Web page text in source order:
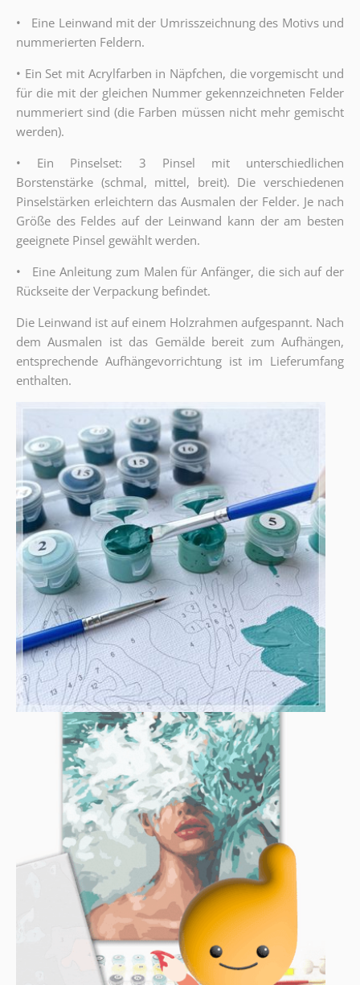
• Eine Leinwand mit der Umrisszeichnung des Motivs und
nummerierten Feldern.
• Ein Set mit Acrylfarben in Näpfchen, die vorgemischt und
für die mit der gleichen Nummer gekennzeichneten Felder
nummeriert sind (die Farben müssen nicht mehr gemischt
werden).
• Ein Pinselset: 3 Pinsel mit unterschiedlichen
Borstenstärke (schmal, mittel, breit). Die verschiedenen
Pinselstärken erleichtern das Ausmalen der Felder. Je nach
Größe des Feldes auf der Leinwand kann der am besten
geeignete Pinsel gewählt werden.
• Eine Anleitung zum Malen für Anfänger, die sich auf der
Rückseite der Verpackung befindet.
Die Leinwand ist auf einem Holzrahmen aufgespannt. Nach
dem Ausmalen ist das Gemälde bereit zum Aufhängen,
entsprechende Aufhängevorrichtung ist im Lieferumfang
enthalten.